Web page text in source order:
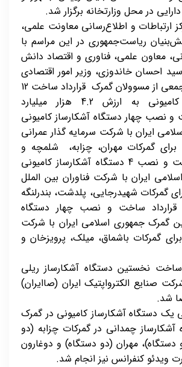
در محل وزارتخانه برگزار شد.
ارتباطات و اطلاع‌رسانی معاونت علمی،
ریاست‌جمهوری در این مراسم با
معاون علمی، فناوری و اقتصاد دانش
احسان خاندوزی، وزیر امور اقتصادی
و دارایی و رئیس و جمعی از مسوولان گمرک قرارداد ساخت 12
دستگاه آشکارساز کامیونی به ارزش 4.2 هزار میلیارد
و نصب چهار دستگاه آشکارساز کامیونی
ایران با شرکت سرمایه گذار عمرانی
گمرکات مهران، چزابه، شلمچه و
بازرگان، قرارداد ساخت و نصب 4 دستگاه آشکارساز کامیونی
ایران با شرکت فناوران بین الملل
گمرکات شهیدرجایی، پلدشت، بندرلنگه
ساخت و نصب چهار دستگاه
گمرک جمهوری اسلامی ایران با شرکت
برای گمرکات باشماق، میلک، پرویزخان و
ساخت نخستین دستگاه آشکارساز ریلی
صنایع الکترواپتیک ایران (صاایران)
شد.
یک دستگاه آشکارساز کامیونی در گمرک
چمدانی در گمرکات چزابه (دو
مهران (دو دستگاه) و دوغارون
ویدئو کنفرانس نیز انجام شد.